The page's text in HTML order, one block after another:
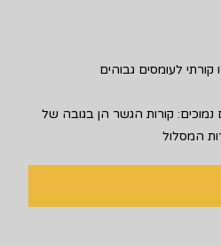
קורתי לעומסים גבוהים
נמוכים: קורות הגשר הן בגובה של
המסלול